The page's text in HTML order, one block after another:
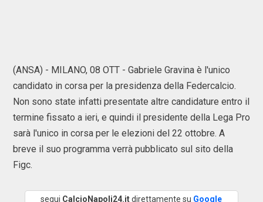
(ANSA) - MILANO, 08 OTT - Gabriele Gravina è l'unico
candidato in corsa per la presidenza della Federcalcio.
Non sono state infatti presentate altre candidature entro il
termine fissato a ieri, e quindi il presidente della Lega Pro
sarà l'unico in corsa per le elezioni del 22 ottobre. A
breve il suo programma verrà pubblicato sul sito della
Figc.
segui CalcioNapoli24.itdirettamente su Google